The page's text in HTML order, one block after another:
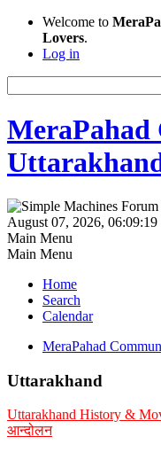
Welcome to
Lovers.
Log in
August 07, 2026,
Main Menu
Main Menu
Home
Search
Calendar
MeraPahad
Uttarakhand
Uttarakhand History &
आन्दोलन